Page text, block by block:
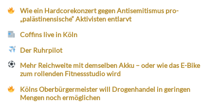
Wie ein Hardcorekonzert gegen Antisemitismus pro-
„palästinensische“ Aktivisten entlarvt
Coffins live in Köln
Der Ruhrpilot
Mehr Reichweite mit demselben Akku – oder wie das E-Bike
zum rollenden Fitnessstudio wird
Kölns Oberbürgermeister will Drogenhandel in geringen
Mengen noch ermöglichen